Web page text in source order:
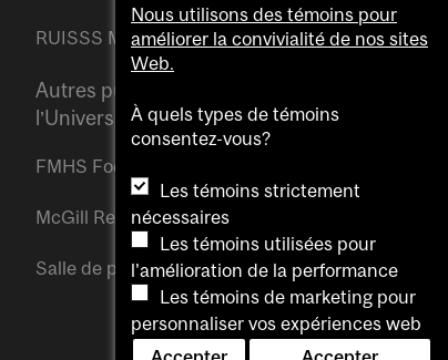
RUISSS McGill
Autres publications de
l’Université McGill
FMHS Focus
McGill Reporter
Salle de presse McGill
Nous utilisons des témoins pour
améliorer la convivialité de nos sites
Web.
À quels types de témoins
consentez-vous?
Les témoins strictement
nécessaires
Les témoins utilisées pour
l'amélioration de la performance
Les témoins de marketing pour
personnaliser vos expériences web